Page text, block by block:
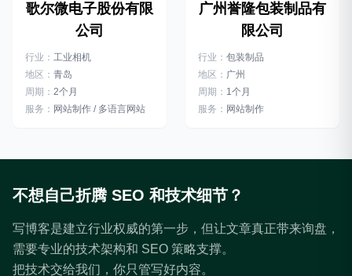
歌尔微电子股份有限
公司
行业： 工业相机
地区： 青岛
周期： 2个月
服务： 网站制作 / 多语言网站
广州誉隆包装制品有
限公司
行业： 包装制品
地区： 广州
周期： 1个月
服务： 网站制作
不想自己折腾 SEO 和技术细节？
写博客是建立行业权威的第一步，但让文章真正带来询盘，
需要专业的技术架构和 SEO 策略支撑。
把技术交给我们，你只管写好内容。